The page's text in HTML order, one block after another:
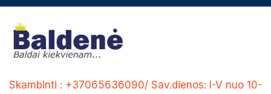
Skip
content
Skambinti : +37065636090/ Sav.dienos: I-V nuo 10-